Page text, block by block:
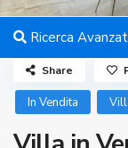
Ricerca
In Vendita
Share